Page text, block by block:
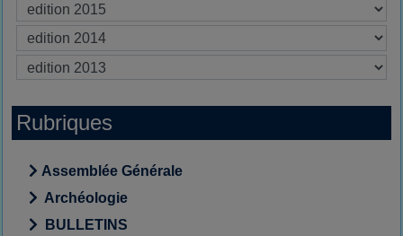
Rubriques
Assemblée Générale
Archéologie
BULLETINS